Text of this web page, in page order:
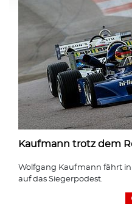
Kaufmann trotz dem
Wolfgang Kaufmann fährt
auf das Siegerpodest.